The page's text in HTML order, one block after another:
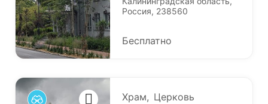
Россия, 238560
Бесплатно
Храм
Церковь